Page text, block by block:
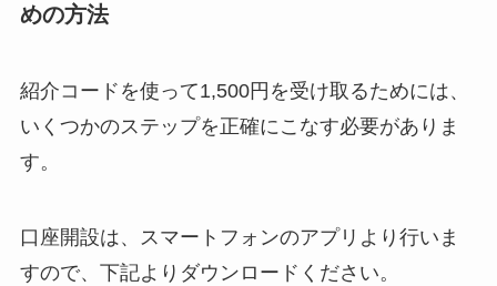
めの方法
紹介コードを使って1,500円を受け取るためには、
いくつかのステップを正確にこなす必要がありま
す。
口座開設は、スマートフォンのアプリより行いま
すので、下記よりダウンロードください。